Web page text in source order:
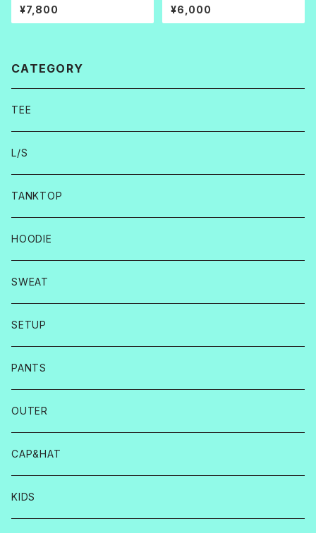
¥7,800 ¥6,000
CATEGORY
TEE
L/S
TANKTOP
HOODIE
SWEAT
SETUP
PANTS
OUTER
CAP&HAT
KIDS